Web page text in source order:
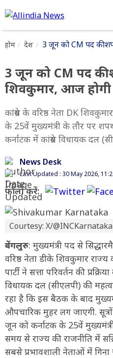
होम देश 3 जून को CM पद की
3 जून को CM पद
शिवकुमार, आज
कांग्रेस के वरिष्ठ नेता DK
के 25वें मुख्यमंत्री के तौर पर
कर्नाटक में कांग्रेस विधायक दल
News Desk
Last Updated : 30 May 2026,
फॉलो करें:
Courtesy: X/@INCKarnataka
बेंगलुरु: मुख्यमंत्री पद से
वरिष्ठ नेता डीके शिवकुमार
पार्टी ने सत्ता परिवर्तन की
विधायक दल (सीएलपी) की
रहा है कि इस बैठक के बाद
औपचारिक मुहर लग जाएगी.
जून को कर्नाटक के 25वें
समय से राज्य की राजनीति में
सबसे प्रभावशाली नेताओं में गिना